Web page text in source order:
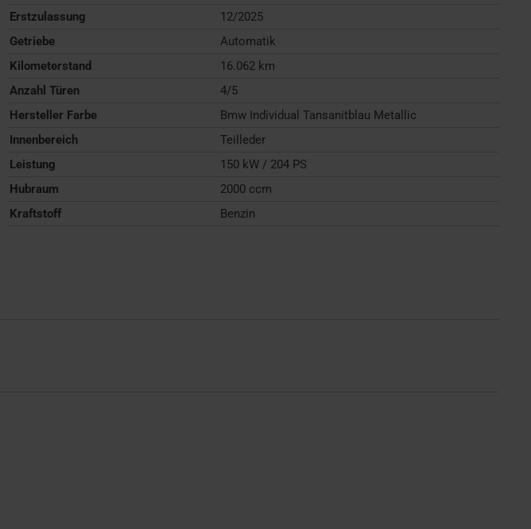
Erstzulassung
12/2025
Getriebe
Automatik
Kilometerstand
16.062 km
Anzahl Türen
4/5
Hersteller Farbe
Bmw Individual Tansanitblau Metallic
Innenbereich
Teilleder
Leistung
150 kW / 204 PS
Hubraum
2000 ccm
Kraftstoff
Benzin